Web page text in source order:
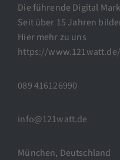
Die führende Digital
Seit über 15 Jahren
Hier mehr zu uns
https://
089 416126990
info@121watt.de
München, Deutschland